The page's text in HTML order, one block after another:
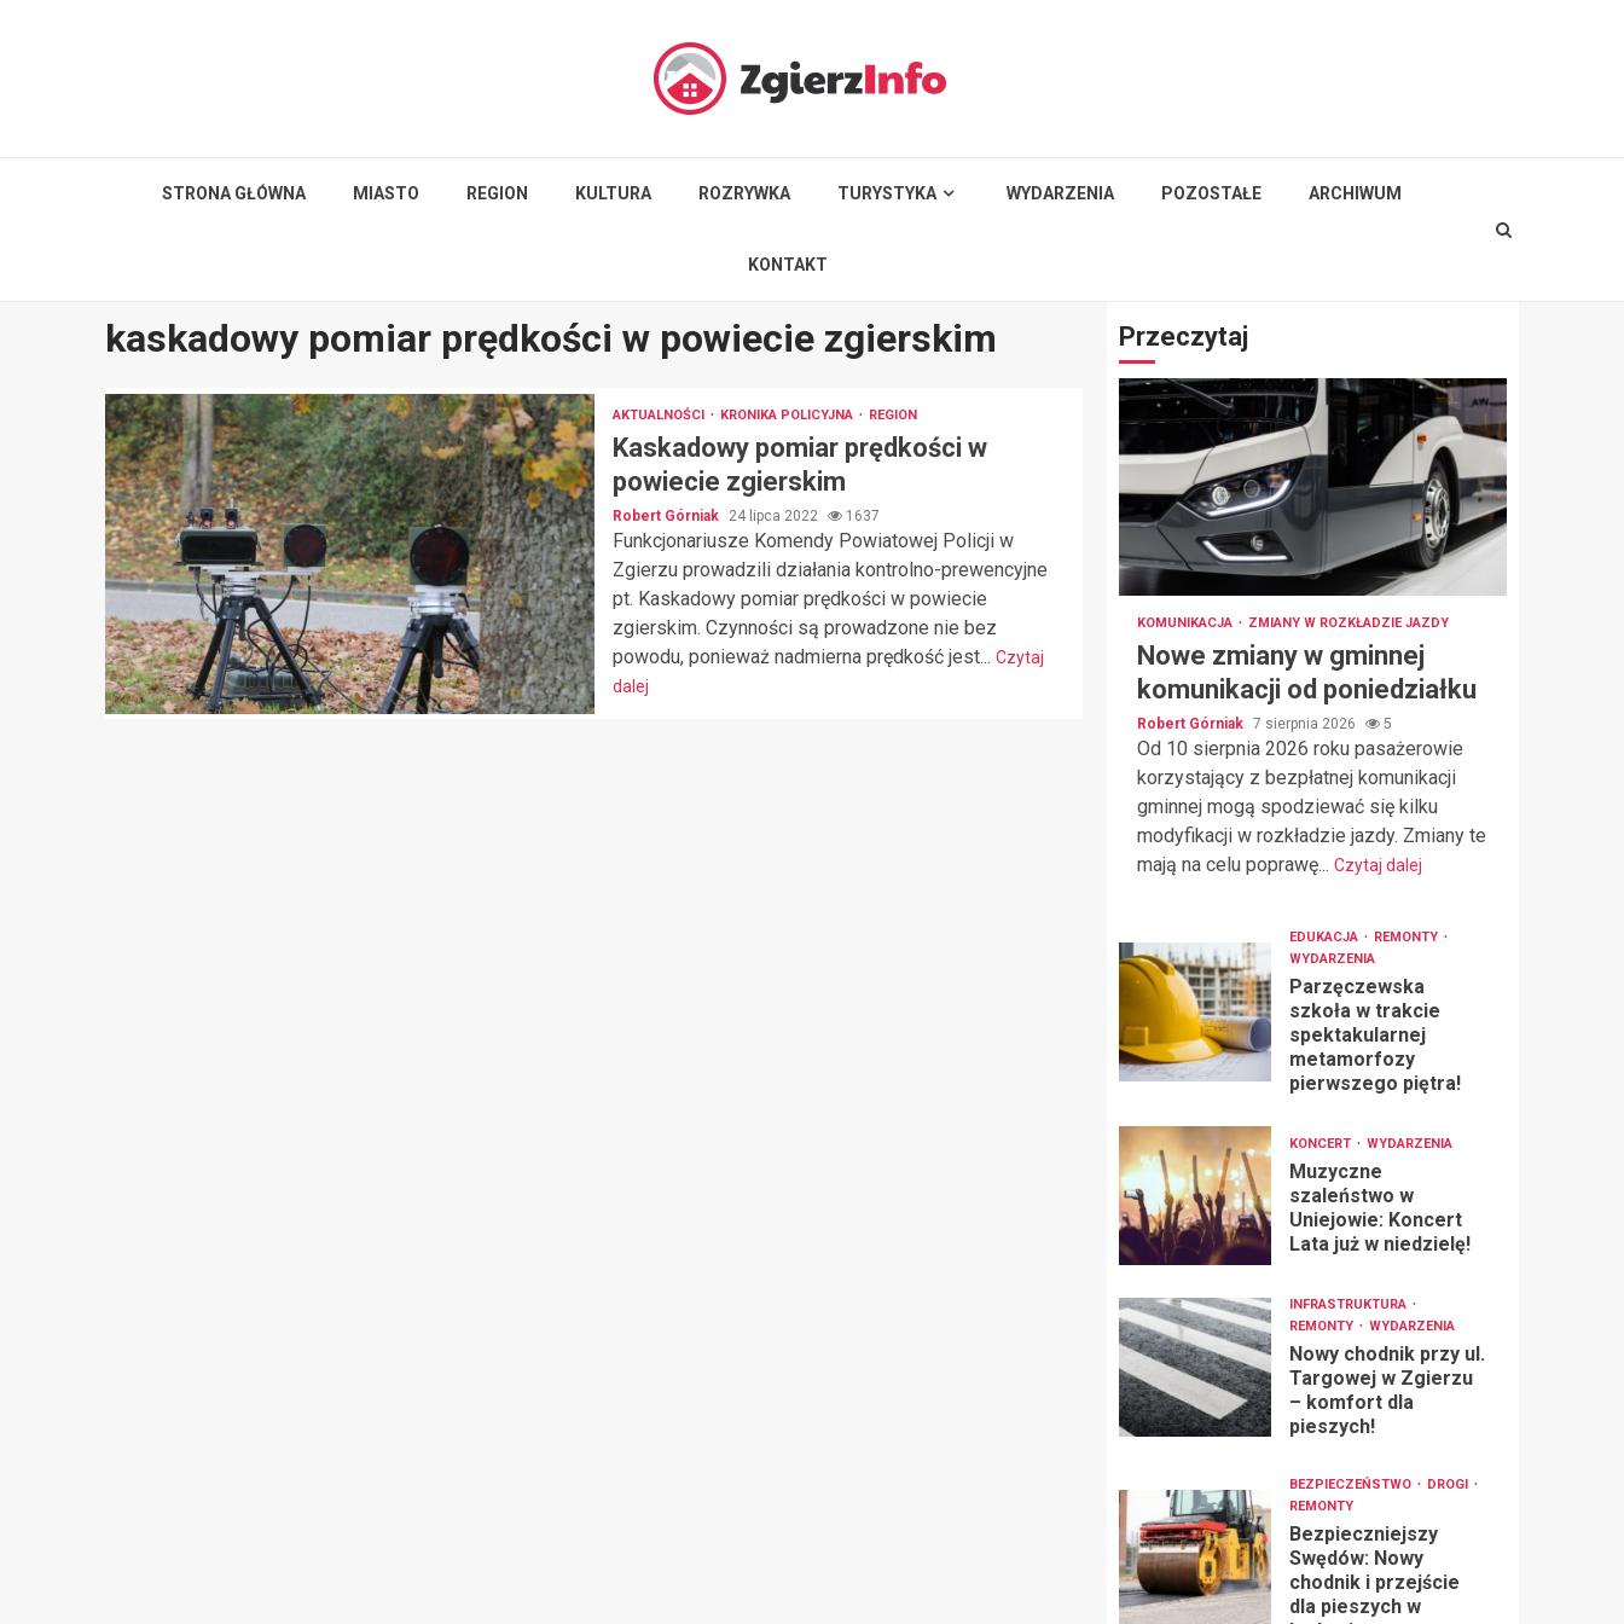
STRONA GŁÓWNA MIASTO REGION KULTURA ROZRYWKA TURYSTYKA WYDARZENIA POZOSTAŁE ARCHIWUM
KONTAKT
kaskadowy pomiar prędkości w powiecie zgierskim
AKTUALNOŚCI KRONIKA POLICYJNA REGION
Kaskadowy pomiar prędkości w
powiecie zgierskim
Robert Górniak 24 lipca 2022 1637
Funkcjonariusze Komendy Powiatowej Policji w
Zgierzu prowadzili działania kontrolno-prewencyjne
pt. Kaskadowy pomiar prędkości w powiecie
zgierskim. Czynności są prowadzone nie bez
powodu, ponieważ nadmierna prędkość jest... Czytaj
dalej
Przeczytaj
KOMUNIKACJA ZMIANY W ROZKŁADZIE JAZDY
Nowe zmiany w gminnej
komunikacji od poniedziałku
Robert Górniak 7 sierpnia 2026 5
Od 10 sierpnia 2026 roku pasażerowie
korzystający z bezpłatnej komunikacji
gminnej mogą spodziewać się kilku
modyfikacji w rozkładzie jazdy. Zmiany te
mają na celu poprawę... Czytaj dalej
EDUKACJA
REMONTY
WYDARZENIA
Parzęczewska
szkoła w trakcie
spektakularnej
metamorfozy
pierwszego piętra!
KONCERT WYDARZENIA
Muzyczne
szaleństwo w
Uniejowie: Koncert
Lata już w niedzielę!
INFRASTRUKTURA
REMONTY
WYDARZENIA
Nowy chodnik przy ul.
Targowej w Zgierzu
– komfort dla
pieszych!
BEZPIECZEŃSTWO
DROGI
REMONTY
Bezpieczniejszy
Swędów: Nowy
chodnik i przejście
dla pieszych w